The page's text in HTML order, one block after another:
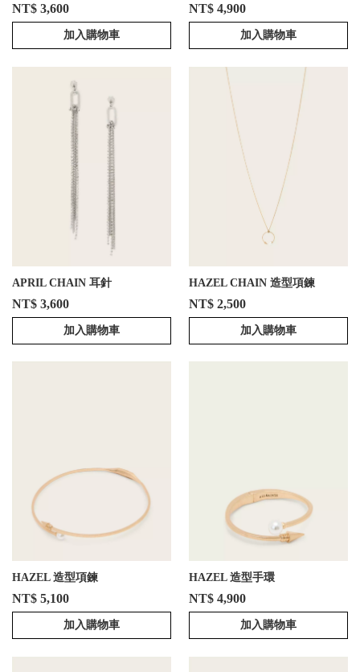
NT$ 3,600
加入購物車
NT$ 4,900
加入購物車
APRIL CHAIN 耳針
NT$ 3,600
加入購物車
HAZEL CHAIN 造型項鍊
NT$ 2,500
加入購物車
HAZEL 造型項鍊
NT$ 5,100
加入購物車
HAZEL 造型手環
NT$ 4,900
加入購物車